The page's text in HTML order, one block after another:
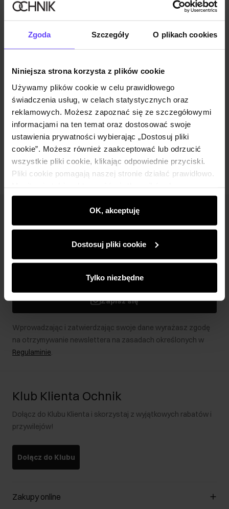
Zgoda Szczegóły O plikach cookies
Niniejsza strona korzysta z plików cookie
Używamy plików cookie w celu prawidłowego
świadczenia usług, w celach statystycznych oraz
reklamowych. Możesz zapoznać się ze szczegółowymi
informacjami na ten temat oraz dostosować swoje
ustawienia prywatności wybierając „Dostosuj pliki
cookie”. Możesz również zaakceptować lub odrzucić
wszystkie pliki cookie, klikając odpowiednie przyciski.
Pliki cookie pomagają naszej stronie działać prawidłowo.
wyświetlać im dopasowane do ich preferencji treści,
rekomendacje oraz komunikaty reklamowe informujące o
najnowszych promocjach w e-sklepie. Informacje o tym,
partnerom społecznościowym, reklamowym i
analitycznym. Partnerzy mogą połączyć te informacje z
podczas korzystania z ich usług.
OK, akceptuję
Dostosuj pliki cookie
Tylko niezbędne
Wybierz rozmiar
Wysyłka w 1 dzień roboczy
Szczegóły
Skład
Opinie
Zapisz się
Wprowadzając i zatwierdzając swoje dane wyrażasz zgodę
na otrzymywanie newslettera na zasadach określonych w
Regulaminie.
Klub Klienta Ochnik
Dołącz do Klubu Klienta i skorzystaj z wyjątkowych rabatów i
przywilejów!
Dołącz do Klubu
Zakupy online